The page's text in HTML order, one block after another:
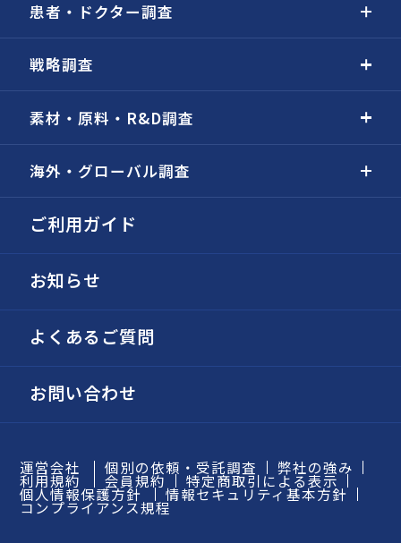
患者・ドクター調査
戦略調査
素材・原料・R&D調査
海外・グローバル調査
ご利用ガイド
お知らせ
よくあるご質問
お問い合わせ
運営会社 個別の依頼・受託調査 弊社の強み
利用規約 会員規約 特定商取引による表示
個人情報保護方針 情報セキュリティ基本方針
コンプライアンス規程